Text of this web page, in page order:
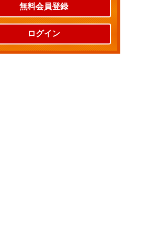
無料会員登録
ログイン